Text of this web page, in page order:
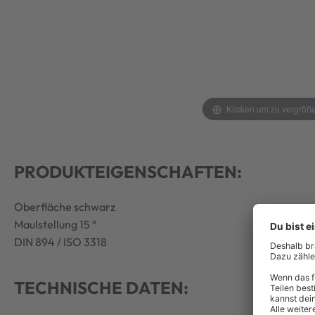
Klicken um zu
PRODUKTEIGENSCHAFTEN:
Oberfläche schwarz
Maulstellung 15 °
DIN 894 / ISO 3318
TECHNISCHE DATEN: